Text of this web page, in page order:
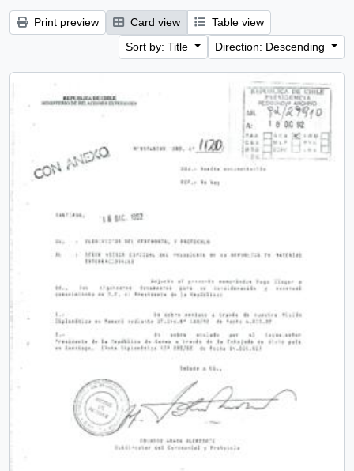
Print preview Card view
Table view
Sort by: Title
Direction: Descending